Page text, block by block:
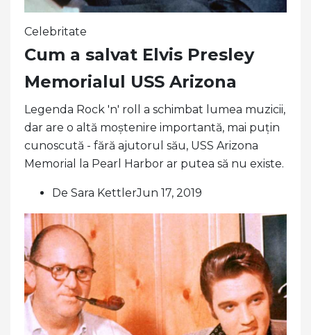
Celebritate
Cum a salvat Elvis Presley
Memorialul USS Arizona
Legenda Rock 'n' roll a schimbat lumea muzicii,
dar are o altă moștenire importantă, mai puțin
cunoscută - fără ajutorul său, USS Arizona
Memorial la Pearl Harbor ar putea să nu existe.
De Sara KettlerJun 17, 2019